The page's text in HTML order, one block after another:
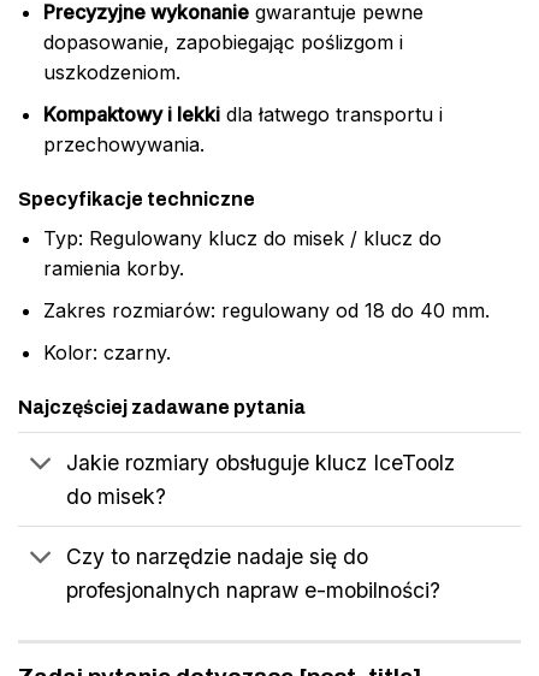
Precyzyjne wykonaniegwarantuje pewne
dopasowanie, zapobiegając poślizgom i
uszkodzeniom.
Kompaktowy i lekkidla łatwego transportu i
przechowywania.
Specyfikacje techniczne
Typ: Regulowany klucz do misek / klucz do
ramienia korby.
Zakres rozmiarów: regulowany od 18 do 40 mm.
Kolor: czarny.
Najczęściej zadawane pytania
Jakie rozmiary obsługuje klucz IceToolz
do misek?
Czy to narzędzie nadaje się do
profesjonalnych napraw e-mobilności?